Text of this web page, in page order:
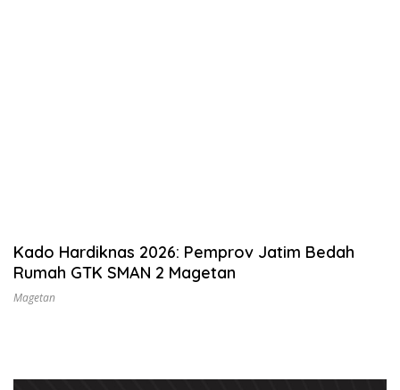
Kado Hardiknas 2026: Pemprov Jatim Bedah
Rumah GTK SMAN 2 Magetan
Magetan